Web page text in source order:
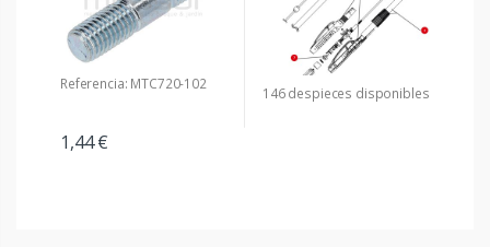
Referencia: MTC720-102
1,44 €
146 despieces disponibles